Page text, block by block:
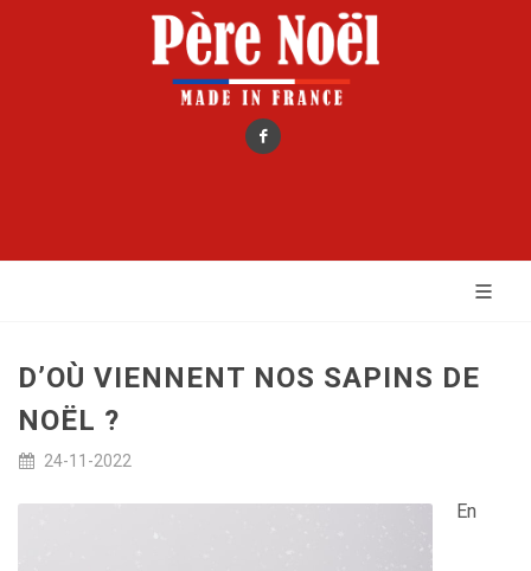
D’OÙ VIENNENT NOS SAPINS DE
NOËL ?
24-11-2022
En